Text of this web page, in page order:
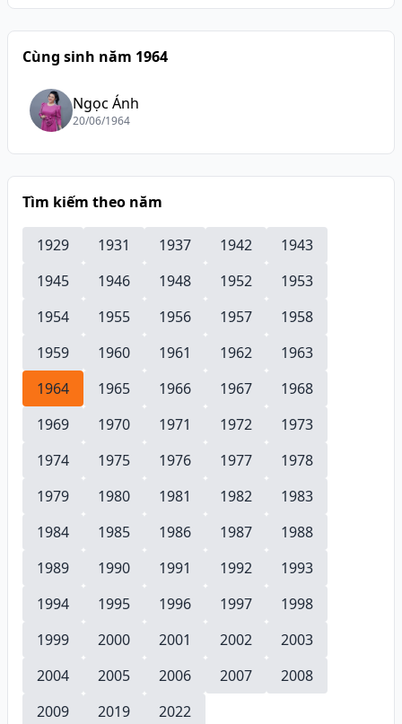
Cùng sinh năm 1964
Ngọc Ánh
20/06/1964
Tìm kiếm theo năm
1929 1931 1937 1942
1943
1945
1946 1948 1952
1953
1954
1955 1956 1957
1958
1959
1960 1961 1962
1963
1964
1965 1966 1967
1968
1969
1970 1971 1972
1973
1974
1975 1976 1977
1978
1979
1980 1981 1982
1983
1984
1985 1986 1987
1988
1989
1990 1991 1992
1993
1994
1995 1996 1997
1998
1999
2000 2001 2002
2003
2004
2005 2006 2007
2008
2009
2019 2022